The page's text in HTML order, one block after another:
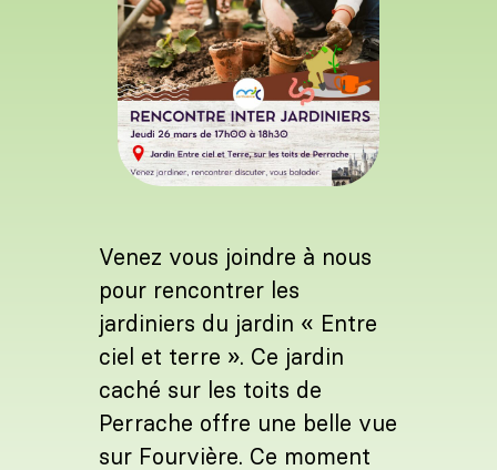
Venez vous joindre à nous
pour rencontrer les
jardiniers du jardin « Entre
ciel et terre ». Ce jardin
caché sur les toits de
Perrache offre une belle vue
sur Fourvière. Ce moment